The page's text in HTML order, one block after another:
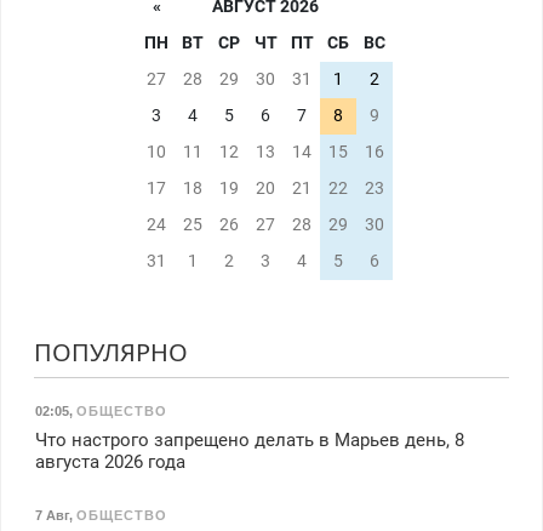
«
АВГУСТ 2026
ПН
ВТ СР ЧТ ПТ СБ
ВС
27
28 29 30 31 1
2
3
4 5 6 7 8
9
10
11 12 13 14 15
16
17
18 19 20 21 22
23
24
25 26 27 28 29
30
31
1 2 3 4 5 6
ПОПУЛЯРНО
02:05, ОБЩЕСТВО
Что настрого запрещено делать в Марьев день, 8
августа 2026 года
7 Авг, ОБЩЕСТВО